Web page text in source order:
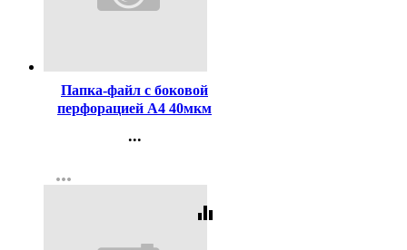
Папка-файл с боковой
перфорацией А4 40мкм
100шт./уп.
...
Регистрация
more_horiz
equalizer